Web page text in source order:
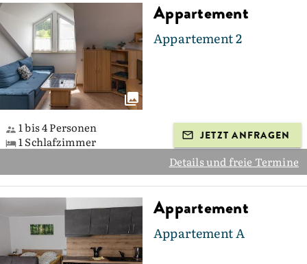
Appartement
Appartement 2
1 bis 4 Personen
1 Schlafzimmer
JETZT ANFRAGEN
Details und freie Termine
Appartement
Appartement A